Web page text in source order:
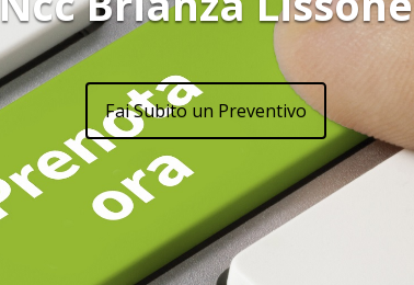
Fai Subito un Preventivo